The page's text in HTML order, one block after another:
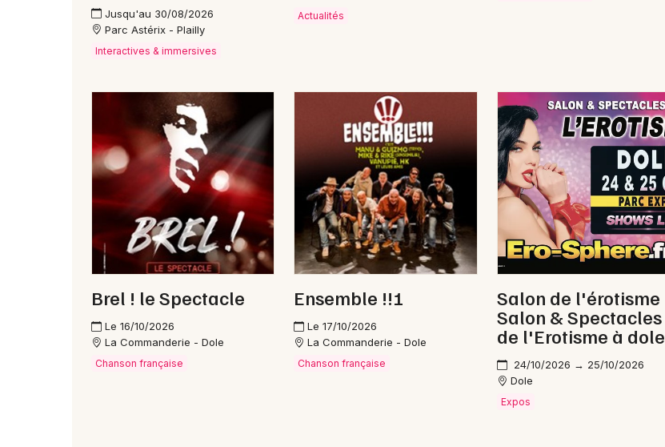
39 - Jura
Choisir mes départements
Mon email
Je m'abonne
Jusqu'au 30/08/2026
Parc Astérix - Plailly
Interactives & immersives
Actualités
Brel ! le Spectacle
Le 16/10/2026
La Commanderie - Dole
Chanson française
Ensemble !!!
Le 17/10/2026
La Commanderie - Dole
Chanson française
Salon de l'érotisme
Salon & Spectacles
de l'Erotisme à dole
24/10/2026 → 25/10/2026
Dole
Expos